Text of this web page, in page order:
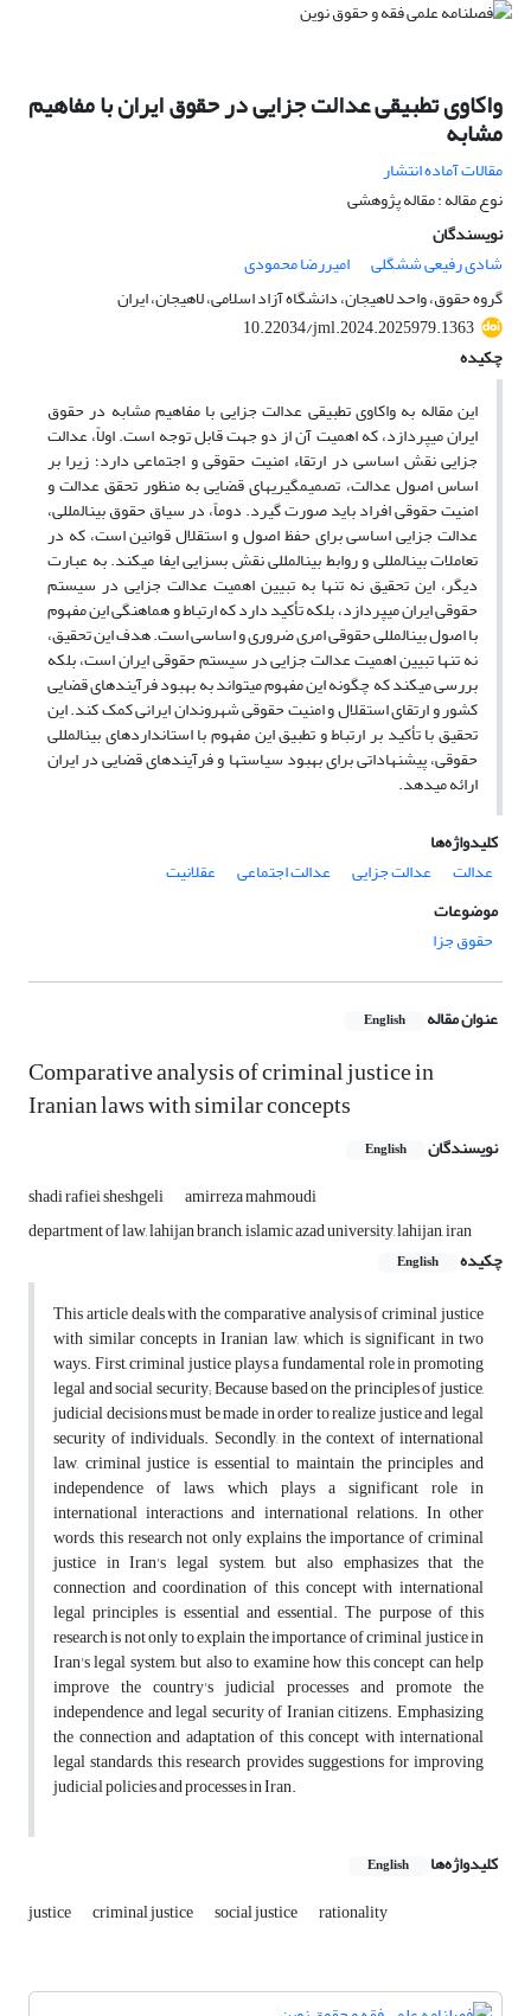
واکاوی تطبیقی عدالت جزایی در حقوق ایران با مفاهیم
مشابه
مقالات آماده انتشار
نوع مقاله : مقاله پژوهشی
نویسندگان
شادی رفیعی ششگلی
امیررضا محمودی
گروه حقوق، واحد لاهیجان، دانشگاه آزاد اسلامی، لاهیجان، ایران
10.22034/jml.2024.2025979.1363
چکیده
این مقاله به واکاوی تطبیقی عدالت جزایی با مفاهیم مشابه در حقوق
ایران میپردازد، که اهمیت آن از دو جهت قابل توجه است. اولاً، عدالت
جزایی نقش اساسی در ارتقاء امنیت حقوقی و اجتماعی دارد؛ زیرا بر
اساس اصول عدالت، تصمیمگیریهای قضایی به منظور تحقق عدالت و
امنیت حقوقی افراد باید صورت گیرد. دوماً، در سیاق حقوق بینالمللی،
عدالت جزایی اساسی برای حفظ اصول و استقلال قوانین است، که در
تعاملات بینالمللی و روابط بینالمللی نقش بسزایی ایفا میکند. به عبارت
دیگر، این تحقیق نه تنها به تبیین اهمیت عدالت جزایی در سیستم
حقوقی ایران میپردازد، بلکه تأکید دارد که ارتباط و هماهنگی این مفهوم
با اصول بینالمللی حقوقی امری ضروری و اساسی است. هدف این تحقیق،
نه تنها تبیین اهمیت عدالت جزایی در سیستم حقوقی ایران است، بلکه
بررسی میکند که چگونه این مفهوم میتواند به بهبود فرآیندهای قضایی
کشور و ارتقای استقلال و امنیت حقوقی شهروندان ایرانی کمک کند. این
تحقیق با تأکید بر ارتباط و تطبیق این مفهوم با استانداردهای بینالمللی
حقوقی، پیشنهاداتی برای بهبود سیاستها و فرآیندهای قضایی در ایران
ارائه میدهد.
کلیدواژه‌ها
عدالت
عدالت جزایی عدالت اجتماعی
عقلانیت
موضوعات
حقوق جزا
عنوان مقاله English
Comparative analysis of criminal justice in
Iranian laws with similar concepts
نویسندگان English
shadi rafiei sheshgeli
amirreza mahmoudi
department of law, lahijan branch, islamic azad university, lahijan, iran
چکیده
English
This article deals with the comparative analysis of criminal justice
with similar concepts in Iranian law, which is significant in two
ways. First, criminal justice plays a fundamental role in promoting
legal and social security; Because based on the principles of justice,
judicial decisions must be made in order to realize justice and legal
security of individuals. Secondly, in the context of international
law, criminal justice is essential to maintain the principles and
independence of laws, which plays a significant role in
international interactions and international relations. In other
words, this research not only explains the importance of criminal
justice in Iran's legal system, but also emphasizes that the
connection and coordination of this concept with international
legal principles is essential and essential. The purpose of this
research is not only to explain the importance of criminal justice in
Iran's legal system, but also to examine how this concept can help
improve the country's judicial processes and promote the
independence and legal security of Iranian citizens. Emphasizing
the connection and adaptation of this concept with international
legal standards, this research provides suggestions for improving
judicial policies and processes in Iran.
کلیدواژه‌ها English
justice criminal justice social justice rationality